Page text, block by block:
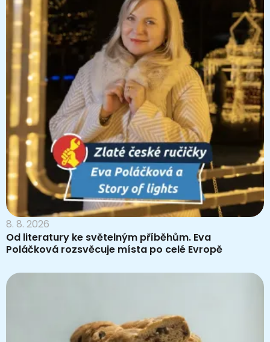
8. 8. 2026
Od literatury ke světelným příběhům. Eva
Poláčková rozsvěcuje místa po celé Evropě